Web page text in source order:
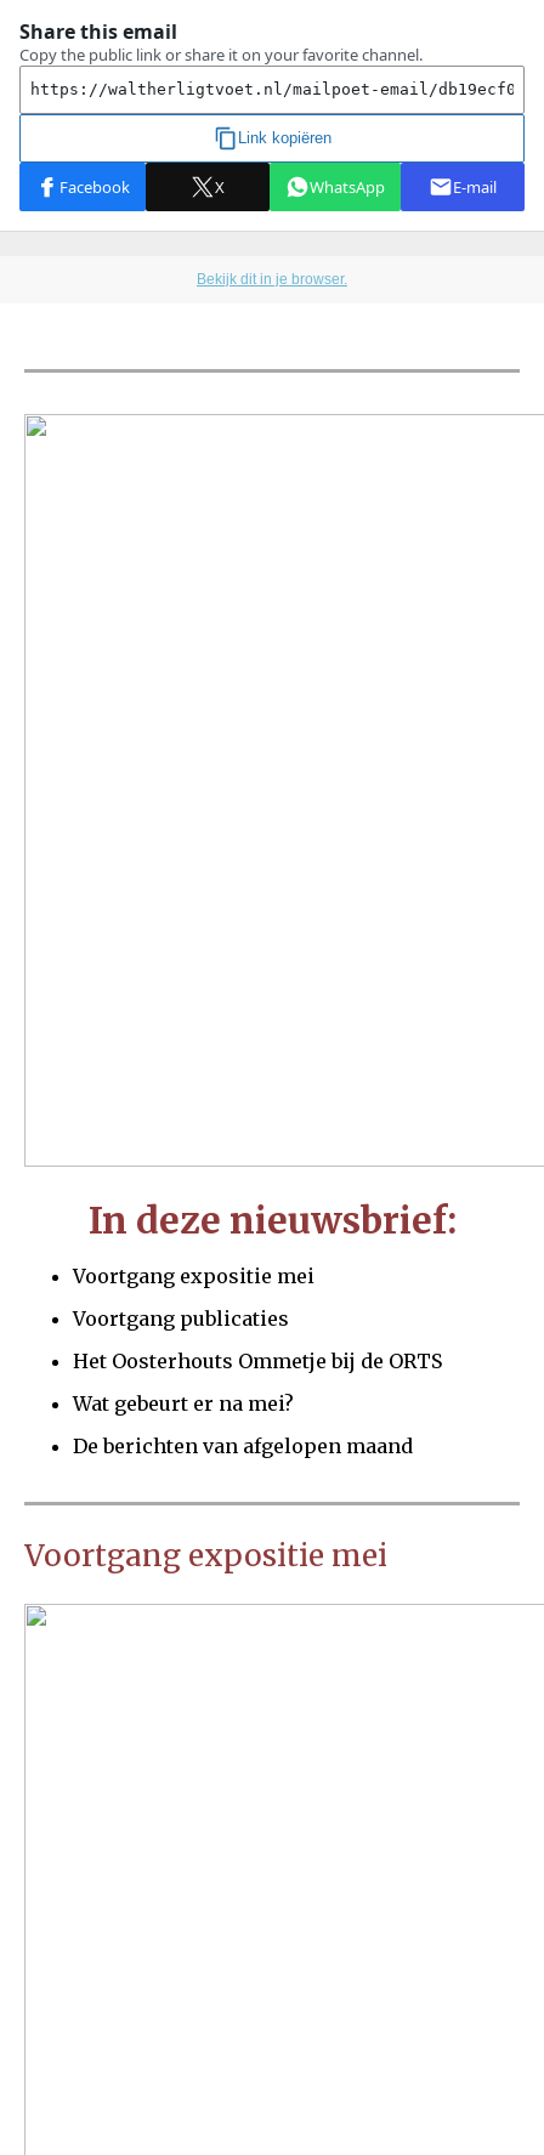
Bekijk dit in je browser.
In deze nieuwsbrief:
Voortgang expositie mei
Voortgang publicaties
Het Oosterhouts Ommetje bij de ORTS
Wat gebeurt er na mei?
De berichten van afgelopen maand
Voortgang expositie mei